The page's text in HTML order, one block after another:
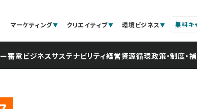
マーケティング クリエイティブ 環境ビジネス 無料キ
蓄電ビジネスサステナビリティ経営資源循環政策・制度・